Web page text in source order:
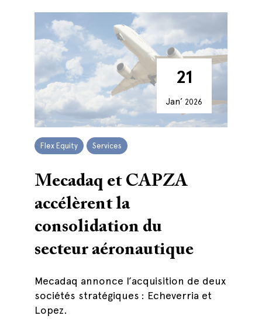
21
Jan’ 2026
Flex Equity Services
Mecadaq et CAPZA
accélèrent la
consolidation du
secteur aéronautique
Mecadaq annonce l’acquisition de deux
sociétés stratégiques : Echeverria et
Lopez.